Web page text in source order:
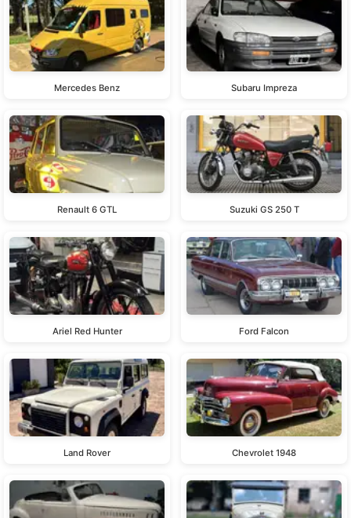
Mercedes Benz Subaru Impreza
Renault 6 GTL Suzuki GS 250 T
Ariel Red Hunter Ford Falcon
Land Rover Chevrolet 1948